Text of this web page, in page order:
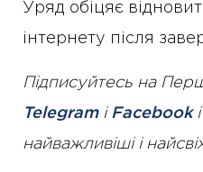
Уряд обіцяє
інтернету після
Підписуйтесь на
Telegramі Facebook
найважливіші і